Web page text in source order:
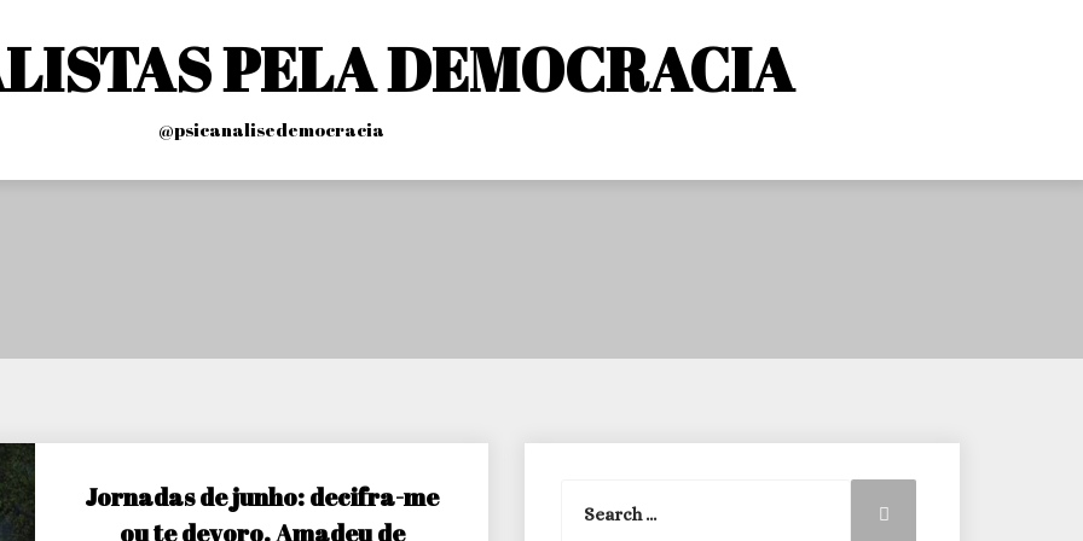
PELA DEMOCRACIA
@psicanalisedemocracia
Jornadas de junho: decifra-me
ou te devoro. Amadeu de
for:
Search